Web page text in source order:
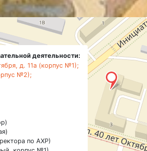
деятельности:
д. 11а (корпус №1);
№2);
по АХР)